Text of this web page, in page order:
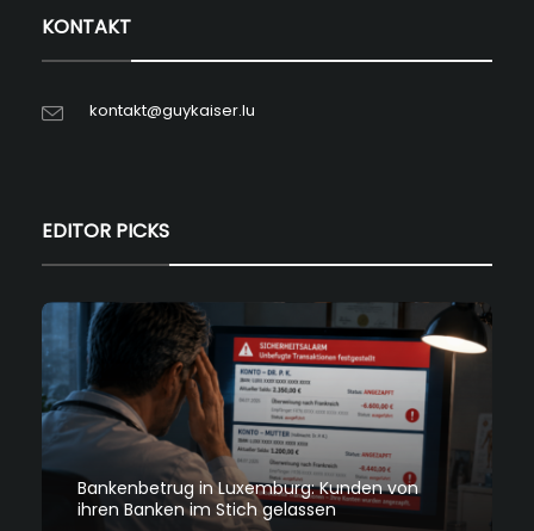
KONTAKT
kontakt@guykaiser.lu
EDITOR PICKS
Bankenbetrug in Luxemburg: Kunden von
ihren Banken im Stich gelassen